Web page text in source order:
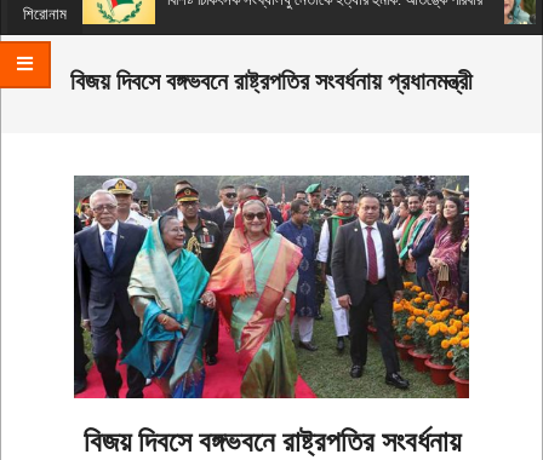
শিরোনাম
বিজয় দিবসে বঙ্গভবনে রাষ্ট্রপতির সংবর্ধনায় প্রধানমন্ত্রী
বিজয় দিবসে বঙ্গভবনে রাষ্ট্রপতির সংবর্ধনায়